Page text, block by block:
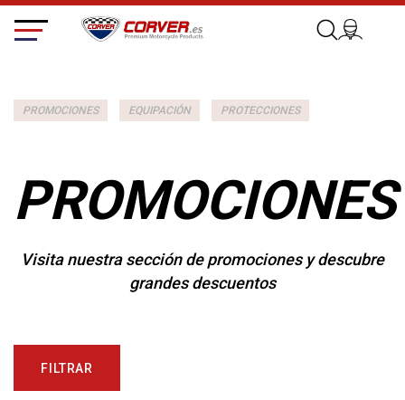
PROMOCIONES EQUIPACIÓN PROTECCIONES
PROMOCIONES
Visita nuestra sección de promociones y descubre
grandes descuentos
FILTRAR